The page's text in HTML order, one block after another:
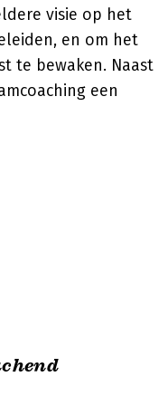
visie op het
en om het
te bewaken. Naast
een